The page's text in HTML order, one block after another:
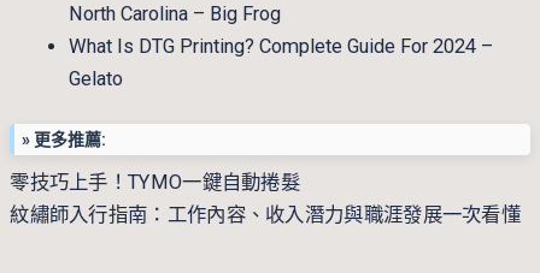
North Carolina – Big Frog
What Is DTG Printing? Complete Guide For 2024 –
Gelato
» 更多推薦:
零技巧上手！TYMO一鍵自動捲髮
紋繡師入行指南：工作內容、收入潛力與職涯發展一次看懂